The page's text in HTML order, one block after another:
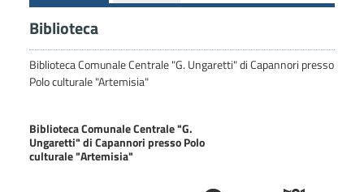
Biblioteca
Biblioteca Comunale Centrale "G. Ungaretti" di Capannori presso
Polo culturale "Artemisia"
Biblioteca Comunale Centrale "G.
Ungaretti" di Capannori presso Polo
culturale "Artemisia"